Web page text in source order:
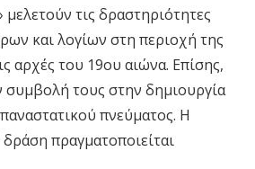
τις δραστηριότητες
και λογίων στη περιοχή της
αρχές του 19ου αιώνα. Επίσης,
συμβολή τους στην δημιουργία
πνεύματος. Η
πραγματοποιείται